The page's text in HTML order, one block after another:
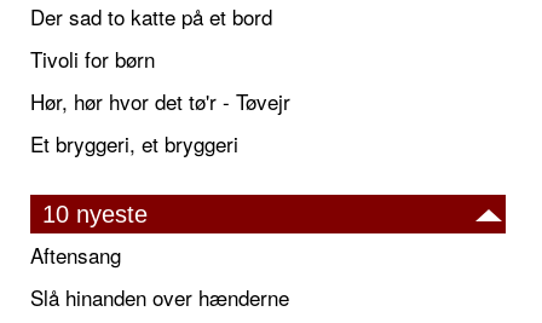
Der sad to katte på et bord
Tivoli for børn
Hør, hør hvor det tø'r - Tøvejr
Et bryggeri, et bryggeri
10 nyeste
Aftensang
Slå hinanden over hænderne